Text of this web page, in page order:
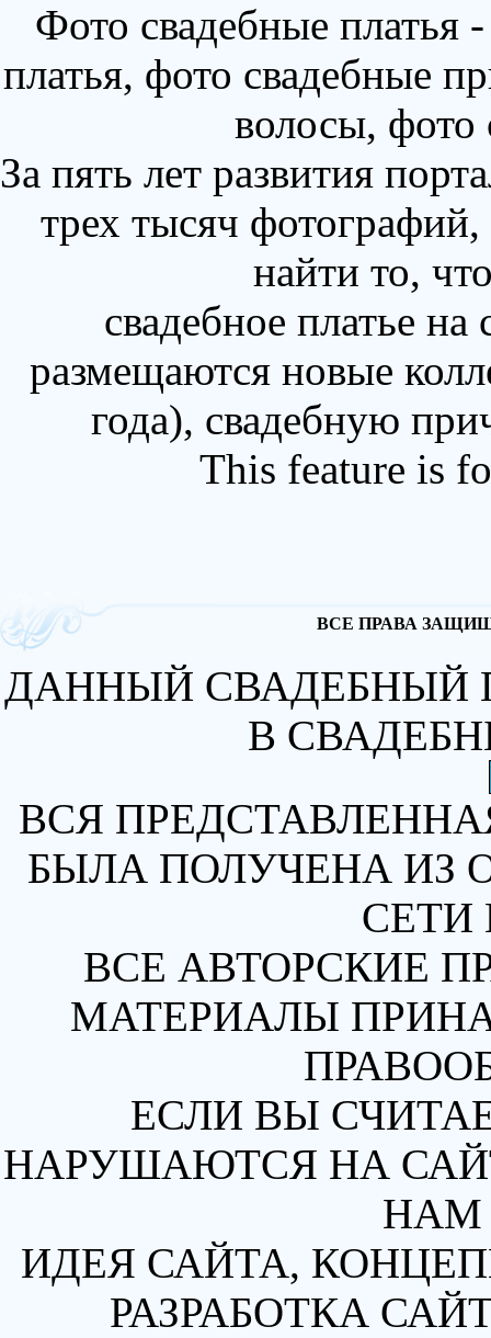
Фото свадебные
платья, фото свадебные
волосы,
За пять лет развития
трех тысяч
найти то,
свадебное платье
размещаются новые
года), свадебную
This feature is
ВСЕ ПРАВА
ДАННЫЙ СВАДЕБНЫЙ
В
ВСЯ
БЫЛА ПОЛУЧЕНА ИЗ
СЕТИ
ВСЕ АВТОРСКИЕ
МАТЕРИАЛЫ
ЕСЛИ ВЫ
НАРУШАЮТСЯ НА
НАМ
ИДЕЯ САЙТА,
РАЗРАБОТКА